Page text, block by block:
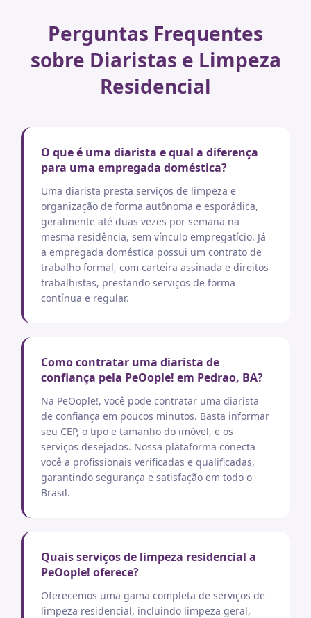
Perguntas Frequentes
sobre Diaristas e Limpeza
Residencial
O que é uma diarista e qual a diferença
para uma empregada doméstica?
Uma diarista presta serviços de limpeza e
organização de forma autônoma e esporádica,
geralmente até duas vezes por semana na
mesma residência, sem vínculo empregatício. Já
a empregada doméstica possui um contrato de
trabalho formal, com carteira assinada e direitos
trabalhistas, prestando serviços de forma
contínua e regular.
Como contratar uma diarista de
confiança pela PeOople! em Pedrao, BA?
Na PeOople!, você pode contratar uma diarista
de confiança em poucos minutos. Basta informar
seu CEP, o tipo e tamanho do imóvel, e os
serviços desejados. Nossa plataforma conecta
você a profissionais verificadas e qualificadas,
garantindo segurança e satisfação em todo o
Brasil.
Quais serviços de limpeza residencial a
PeOople! oferece?
Oferecemos uma gama completa de serviços de
limpeza residencial, incluindo limpeza geral,